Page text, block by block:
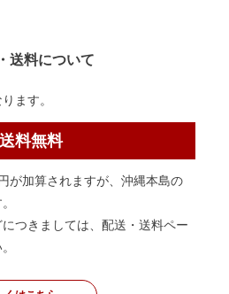
送料について
ます。
送料無料
が加算されますが、沖縄本島の
つきましては、配送・送料ペー